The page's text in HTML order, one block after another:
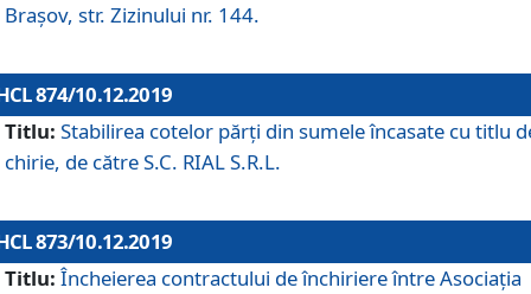
Braşov, str. Zizinului nr. 144.
874/10.12.2019
Titlu: Stabilirea cotelor părți din sumele încasate cu titlu
chirie, de către S.C. RIAL S.R.L.
873/10.12.2019
Titlu: Încheierea contractului de închiriere între Asociația